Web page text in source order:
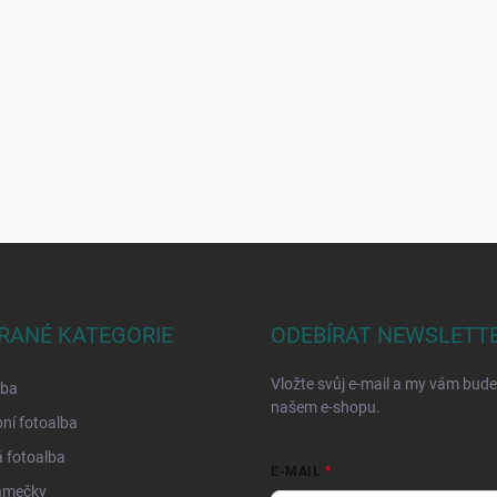
KATEGORIE
fotoalba
fotoalba
ODEBÍRAT
Vložte svůj e-mail a my vám
našem e-shopu.
E-MAIL